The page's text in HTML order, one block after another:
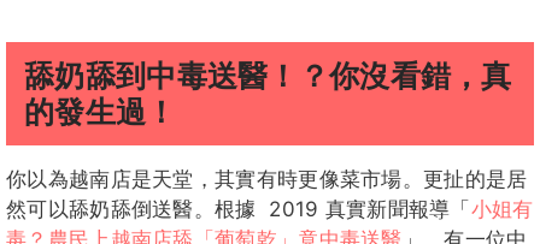
舔奶舔到中毒送醫！？你沒看錯，真
的發生過！
你以為越南店是天堂，其實有時更像菜市場。更扯的是居
然可以舔奶舔倒送醫。根據 2019 真實新聞報導「小姐有
毒？農民上越南店舔「葡萄乾」竟中毒送醫 」，有一位中